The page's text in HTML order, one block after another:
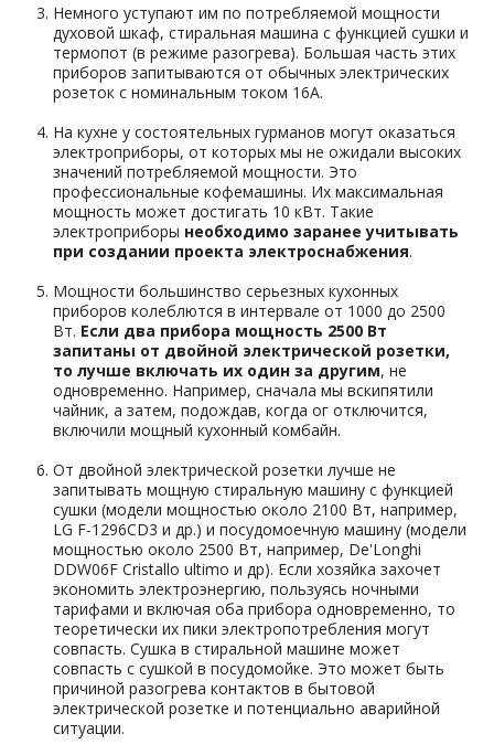
Немного уступают им по потребляемой мощности
духовой шкаф, стиральная машина с функцией сушки и
термопот (в режиме разогрева). Большая часть этих
приборов запитываются от обычных электрических
розеток с номинальным током 16А.
На кухне у состоятельных гурманов могут оказаться
электроприборы, от которых мы не ожидали высоких
значений потребляемой мощности. Это
профессиональные кофемашины. Их максимальная
мощность может достигать 10 кВт. Такие
электроприборы необходимо заранее учитывать
при создании проекта электроснабжения.
Мощности большинство серьезных кухонных
приборов колеблются в интервале от 1000 до 2500
Вт. Если два прибора мощность 2500 Вт
запитаны от двойной электрической розетки,
то лучше включать их один за другим, не
одновременно. Например, сначала мы вскипятили
чайник, а затем, подождав, когда ог отключится,
включили мощный кухонный комбайн.
От двойной электрической розетки лучше не
запитывать мощную стиральную машину с функцией
сушки (модели мощностью около 2100 Вт, например,
LG F-1296CD3 и др.) и посудомоечную машину (модели
мощностью около 2500 Вт, например, De'Longhi
DDW06F Cristallo ultimo и др). Если хозяйка захочет
экономить электроэнергию, пользуясь ночными
тарифами и включая оба прибора одновременно, то
теоретически их пики электропотребления могут
совпасть. Сушка в стиральной машине может
совпасть с сушкой в посудомойке. Это может быть
причиной разогрева контактов в бытовой
электрической розетке и потенциально аварийной
ситуации.